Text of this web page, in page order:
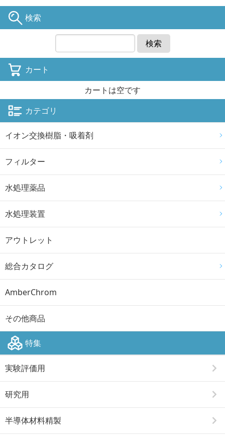
検索
検索
カート
カートは空です
カテゴリ
イオン交換樹脂・吸着剤
フィルター
水処理薬品
水処理装置
アウトレット
総合カタログ
AmberChrom
その他商品
特集
実験評価用
研究用
半導体材料精製